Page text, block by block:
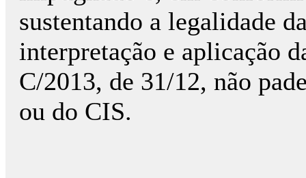
sustentando a legalidade
interpretação e aplicação
C/2013, de 31/12, não
ou do CIS.